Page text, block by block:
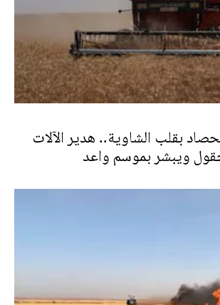
بقلب الشاوية.. هدير الآلات
ويبشر بموسم واعد